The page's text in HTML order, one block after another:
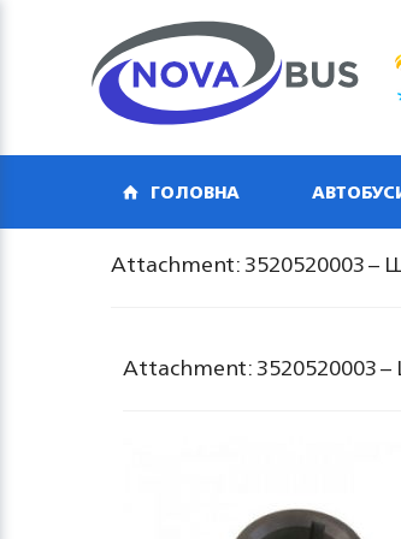
ГОЛОВНА
Attachment: 3520520003 –
Attachment: 3520520003